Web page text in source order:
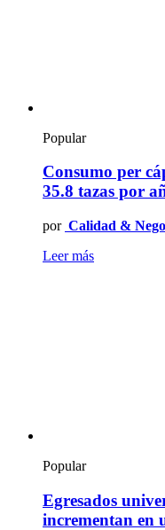
Popular
Consumo per
35.8 tazas por
por Calidad &
Leer más
Popular
Egresados
incrementan en